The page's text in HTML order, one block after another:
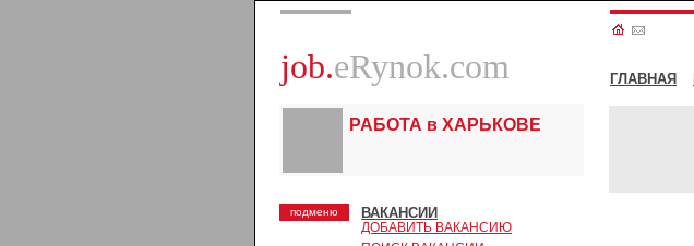
job.eRynok.com ГЛАВНАЯ
РАБОТА в ХАРЬКОВЕ
подменю ВАКАНСИИ
ДОБАВИТЬ ВАКАНСИЮ